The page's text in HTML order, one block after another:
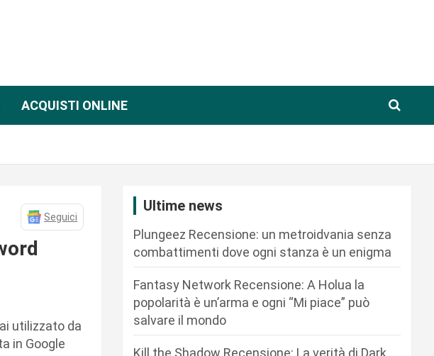
ACQUISTI ONLINE
Seguici
utilizzato da
in Google
Ultime news
Plungeez Recensione: un metroidvania senza
combattimenti dove ogni stanza è un enigma
Fantasy Network Recensione: A Holua la
popolarità è un’arma e ogni “Mi piace” può
salvare il mondo
Kill the Shadow Recensione: La verità di Dark